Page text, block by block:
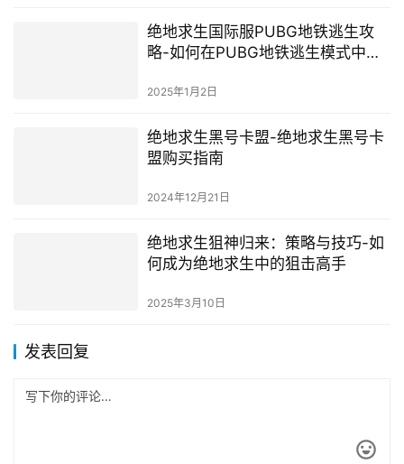
绝地求生国际服PUBG地铁逃生攻
略-如何在PUBG地铁逃生模式中生
2025年1月2日
绝地求生黑号卡盟-绝地求生黑号卡
盟购买指南
2024年12月21日
绝地求生狙神归来：策略与技巧-如
何成为绝地求生中的狙击高手
2025年3月10日
发表回复